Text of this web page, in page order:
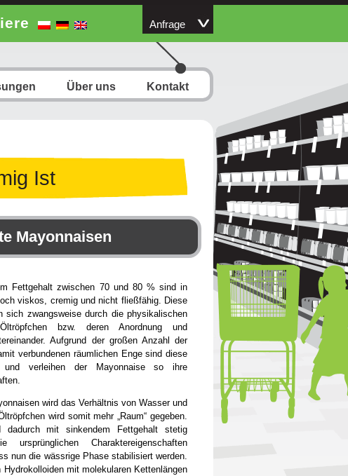
Anfrage
Über uns Kontakt
Ist
Mayonnaisen
Fettgehalt zwischen 70 und 80 % sind in
viskos, cremig und nicht fließfähig. Diese
sich zwangsweise durch die physikalischen
bzw. deren Anordnung und
Aufgrund der großen Anzahl der
verbundenen räumlichen Enge sind diese
und verleihen der Mayonnaise so ihre
wird das Verhältnis von Wasser und
wird somit mehr „Raum“ gegeben.
dadurch mit sinkendem Fettgehalt stetig
Charaktereigenschaften
nun die wässrige Phase stabilisiert werden.
Hydrokolloiden mit molekularen Kettenlängen